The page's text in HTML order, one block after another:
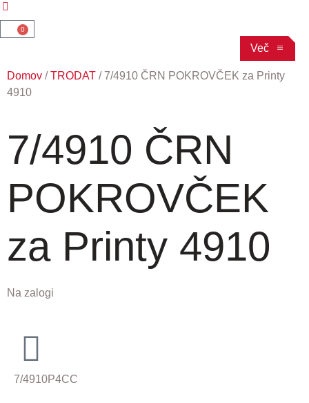
0
Več
Domov /TRODAT / 7/4910 ČRN POKROVČEK za Printy
4910
7/4910 ČRN
POKROVČEK
za Printy 4910
Na zalogi
7/4910P4CC